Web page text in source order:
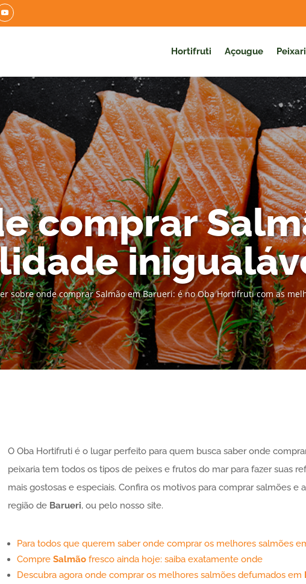
Hortifruti Açougue
comprar
sobre onde comprar Salmão em Barueri: é no Oba Hortifruti com as
O Oba Hortifruti é o lugar perfeito para quem busca saber onde
peixaria tem todos os tipos de peixes e frutos do mar para fazer suas
mais gostosas e especiais. Confira os motivos para comprar salmões
região de Barueri, ou pelo nosso site.
Para todos que querem saber onde comprar os melhores salmões
Compre Salmãofresco ainda hoje: saiba exatamente onde
Descubra agora onde comprar os melhores salmões defumados em